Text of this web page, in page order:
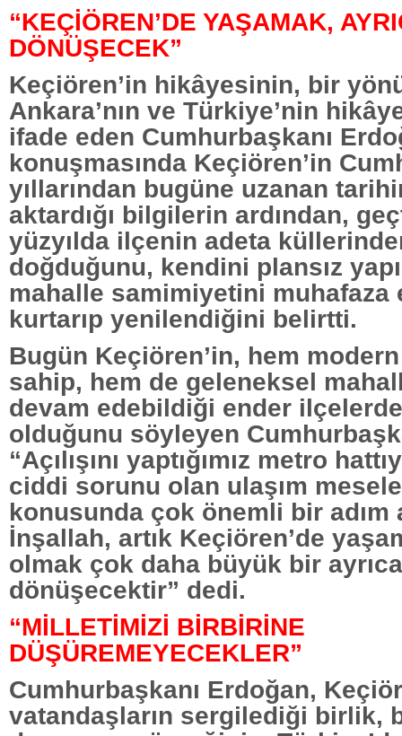
“KEÇİÖREN’DE YAŞAMAK,
DÖNÜŞECEK”
Keçiören’in hikâyesinin, bir
Ankara’nın ve Türkiye’nin
ifade eden Cumhurbaşkanı
konuşmasında Keçiören’in
yıllarından bugüne uzanan
aktardığı bilgilerin ardından,
yüzyılda ilçenin adeta
doğduğunu, kendini plansız
mahalle samimiyetini muhafaza
kurtarıp yenilendiğini belirtti.
Bugün Keçiören’in, hem
sahip, hem de geleneksel
devam edebildiği ender
olduğunu söyleyen
“Açılışını yaptığımız metro
ciddi sorunu olan ulaşım
konusunda çok önemli bir adım
İnşallah, artık Keçiören’de
olmak çok daha büyük bir
dönüşecektir” dedi.
“MİLLETİMİZİ BİRBİRİNE
DÜŞÜREMEYECEKLER”
Cumhurbaşkanı Erdoğan,
vatandaşların sergilediği birlik,